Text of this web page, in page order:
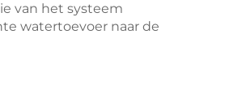
van het systeem
watertoevoer naar de